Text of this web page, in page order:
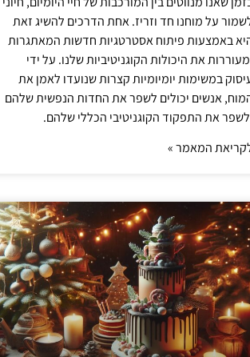
על מוחנו חד וזריז. אחת הדרכים להשיג זאת
באמצעות פיתוח אסטרטגיות חדשות המאתגרות
את היכולות הקוגניטיביות שלנו. על ידי
במשימות יומיומיות קצרות שנועדו לאמן את
אנשים יכולים לשפר את החדות הנפשית שלהם
את התפקוד הקוגניטיבי הכללי שלהם.
המאמר »